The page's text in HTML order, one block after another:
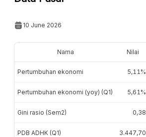
10 June 2026
Nama Nilai
Pertumbuhan ekonomi 5,11%
Pertumbuhan ekonomi (yoy) (Q1) 5,61%
Gini rasio (Sem2) 0,38
PDB ADHK (Q1) 3.447,70